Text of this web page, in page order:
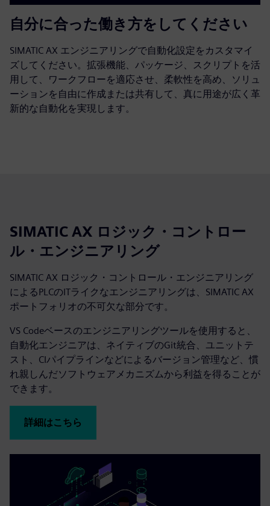
自分に合った働き方をしてください
SIMATIC AX エンジニアリングで自動化設定をカスタマイ
ズしてください。拡張機能、パッケージ、スクリプトを活
用して、ワークフローを適応させ、柔軟性を高め、ソリュ
ーションを自由に作成または共有して、真に用途が広く革
新的な自動化を実現します。
SIMATIC AX ロジック・コントロー
ル・エンジニアリング
SIMATIC AX ロジック・コントロール・エンジニアリング
によるPLCのITライクなエンジニアリングは、SIMATIC AX
ポートフォリオの不可欠な部分です。
VS Codeベースのエンジニアリングツールを使用すると、
自動化エンジニアは、ネイティブのGit統合、ユニットテ
スト、CIパイプラインなどによるバージョン管理など、慣
れ親しんだソフトウェアメカニズムから利益を得ることが
できます。
詳細はこちら